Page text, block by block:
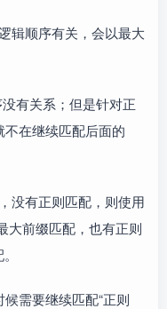
辑顺序有关，会以最大
有关系；但是针对正
在继续匹配后面的
没有正则匹配，则使用
大前缀匹配，也有正则
需要继续匹配“正则